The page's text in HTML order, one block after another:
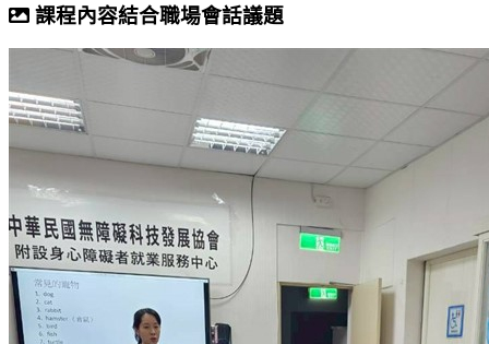
課程內容結合職場會話議題